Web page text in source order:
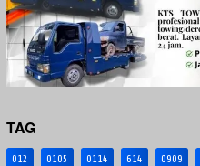
TAG
012 0105 0114 614 0909